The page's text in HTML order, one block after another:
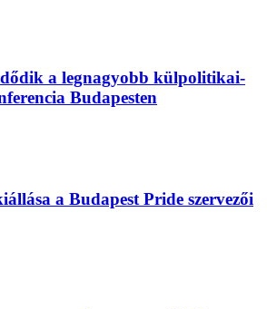
a legnagyobb külpolitikai-
Budapesten
a Budapest Pride szervezői